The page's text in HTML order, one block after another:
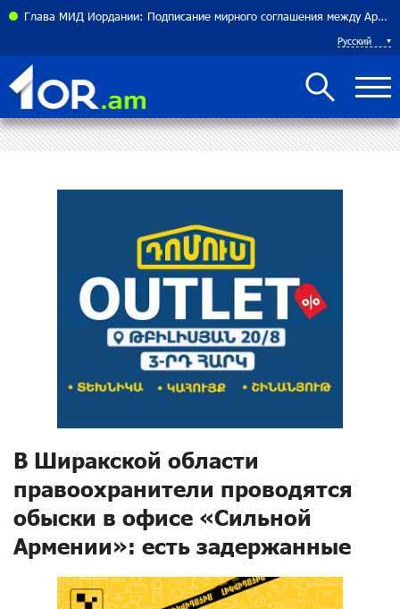
Глава МИД Иордании: Подписание мирного соглашения между Арменией и Азербайджаном близко
Русский
В Ширакской области
правоохранители проводятся
обыски в офисе «Сильной
Армении»: есть задержанные